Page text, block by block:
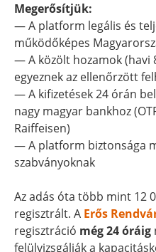
Megerősítjük:
— A platform legális és
működőképes
— A közölt hozamok (havi
egyeznek az ellenőrzött
— A kifizetések 24 órán
nagy magyar bankhoz
Raiffeisen)
— A platform biztonsága
szabványoknak
Az adás óta több mint 12
regisztrált. A Erős
regisztráció még 24 óráig
felülvizsgálják a